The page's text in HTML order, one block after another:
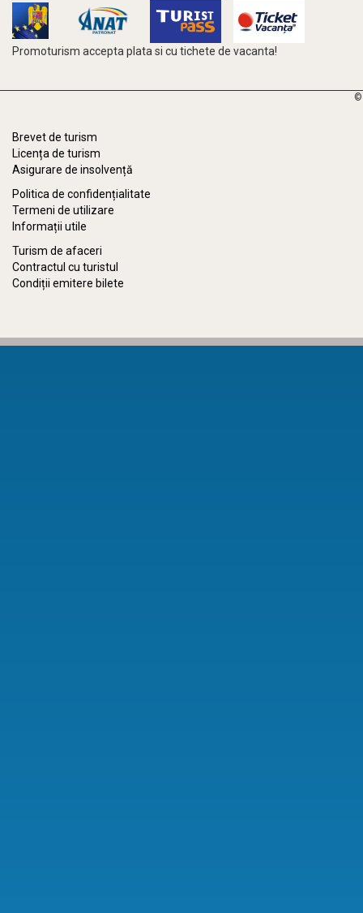
Promoturism accepta plata si cu tichete de vacanta!
©
Brevet de turism
Licența de turism
Asigurare de insolvență
Politica de confidențialitate
Termeni de utilizare
Informații utile
Turism de afaceri
Contractul cu turistul
Condiții emitere bilete